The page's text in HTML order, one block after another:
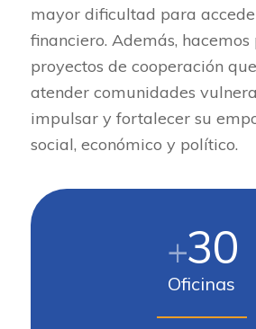
mayor dificultad para
financiero. Además, hacemos
proyectos de cooperación
atender comunidades
impulsar y fortalecer su
social, económico y político.
+30
Oficinas